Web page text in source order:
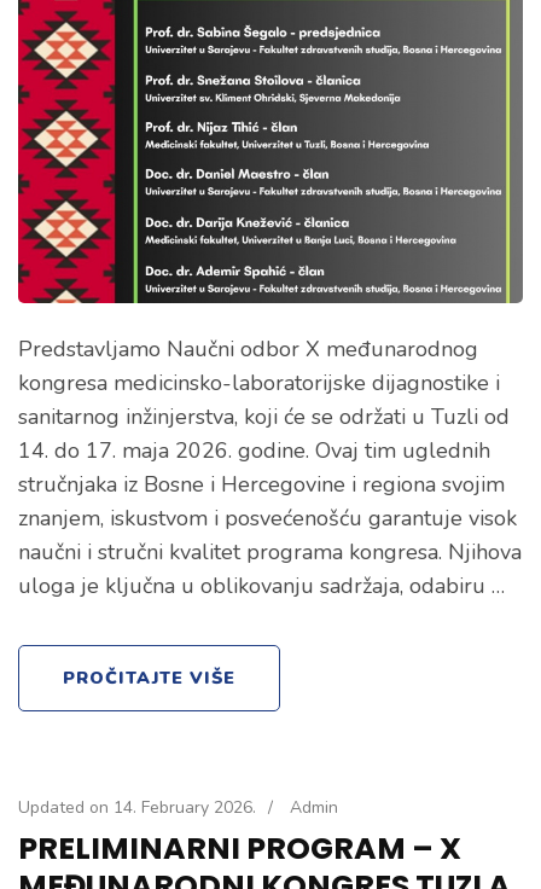
Predstavljamo Naučni odbor X međunarodnog
kongresa medicinsko-laboratorijske dijagnostike i
sanitarnog inžinjerstva, koji će se održati u Tuzli od
14. do 17. maja 2026. godine. Ovaj tim uglednih
stručnjaka iz Bosne i Hercegovine i regiona svojim
znanjem, iskustvom i posvećenošću garantuje visok
naučni i stručni kvalitet programa kongresa. Njihova
uloga je ključna u oblikovanju sadržaja, odabiru …
PROČITAJTE VIŠE
Updated on 14. February 2026. / Admin
PRELIMINARNI PROGRAM – X